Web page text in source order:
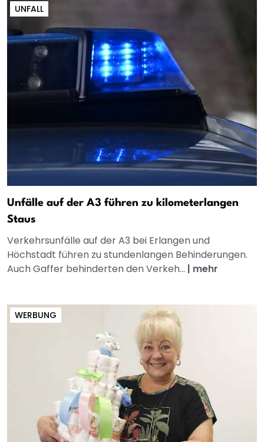
UNFALL
Unfälle auf der A3 führen zu kilometerlangen
Staus
Verkehrsunfälle auf der A3 bei Erlangen und
Höchstadt führen zu stundenlangen Behinderungen.
Auch Gaffer behinderten den Verkeh... | mehr
WERBUNG